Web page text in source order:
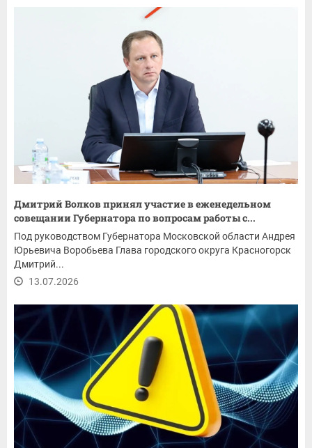
Дмитрий Волков принял участие в еженедельном
совещании Губернатора по вопросам работы с...
Под руководством Губернатора Московской области Андрея
Юрьевича Воробьева Глава городского округа Красногорск
Дмитрий...
13.07.2026